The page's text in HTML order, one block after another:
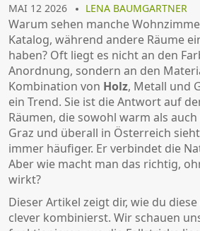
MAI 12 2026 LENA BAUMGARTNER
Warum sehen manche
Katalog, während andere Räume
haben? Oft liegt es nicht an den
Anordnung, sondern an den
Kombination von Holz, Metall und
ein Trend. Sie ist die Antwort auf
Räumen, die sowohl warm als
Graz und überall in Österreich
immer häufiger. Er verbindet die
Aber wie macht man das richtig,
wirkt?
Dieser Artikel zeigt dir, wie du
clever kombinierst. Wir schauen